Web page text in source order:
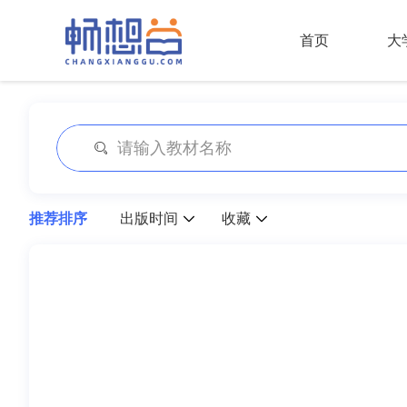
首页 大
推荐排序 出版时间 收藏